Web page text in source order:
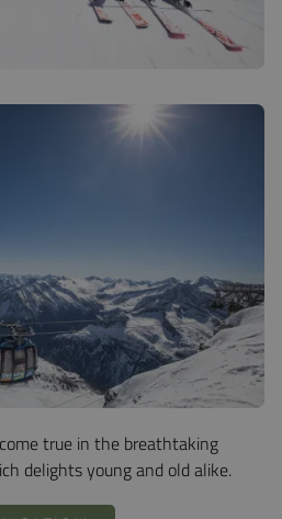
true in the breathtaking
delights young and old alike.